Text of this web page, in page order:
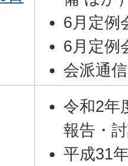
6月定例
6月定例
会派通
令和2年
報告・
平成31